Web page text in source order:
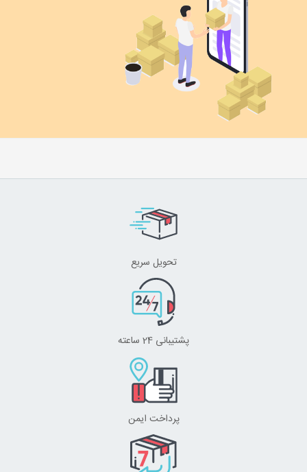
تحویل سریع
پشتیبانی 24 ساعته
پرداخت ایمن